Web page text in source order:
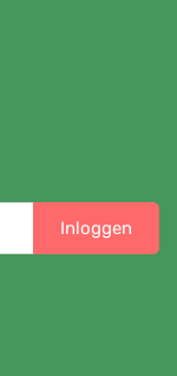
Inloggen